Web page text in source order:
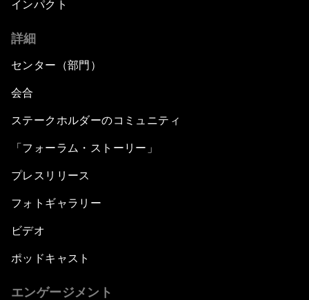
インパクト
詳細
センター（部門）
会合
ステークホルダーのコミュニティ
「フォーラム・ストーリー」
プレスリリース
フォトギャラリー
ビデオ
ポッドキャスト
エンゲージメント